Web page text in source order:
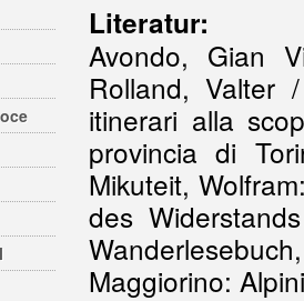
Literatur:
Avondo, Gian
Rolland, Valter
itinerari alla
provincia di
Mikuteit,
des
Maggiorino: